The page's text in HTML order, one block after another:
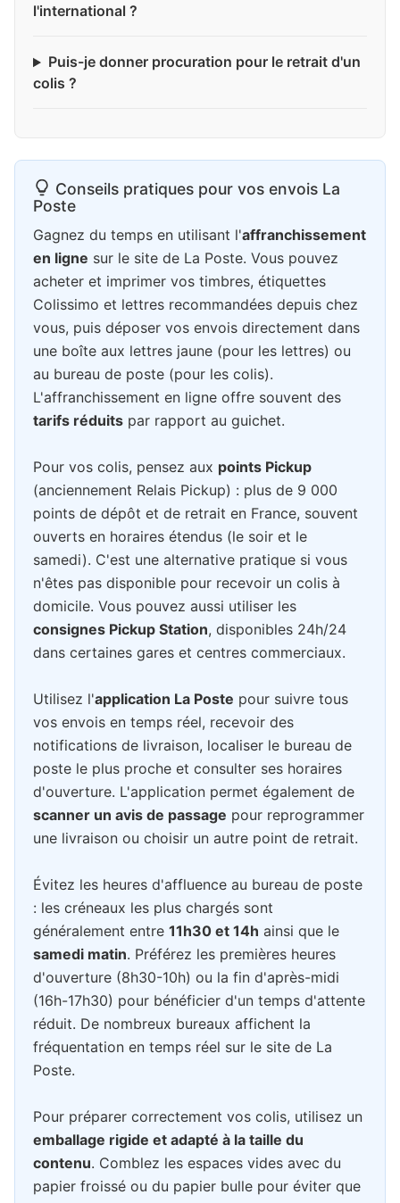
l'international ?
Puis-je donner procuration pour le retrait d'un
colis ?
Conseils pratiques pour vos envois La
Poste
Gagnez du temps en utilisant l'affranchissement
en ligne sur le site de La Poste. Vous pouvez
acheter et imprimer vos timbres, étiquettes
Colissimo et lettres recommandées depuis chez
vous, puis déposer vos envois directement dans
une boîte aux lettres jaune (pour les lettres) ou
au bureau de poste (pour les colis).
L'affranchissement en ligne offre souvent des
tarifs réduits par rapport au guichet.
Pour vos colis, pensez aux points Pickup
(anciennement Relais Pickup) : plus de 9 000
points de dépôt et de retrait en France, souvent
ouverts en horaires étendus (le soir et le
samedi). C'est une alternative pratique si vous
n'êtes pas disponible pour recevoir un colis à
domicile. Vous pouvez aussi utiliser les
consignes Pickup Station, disponibles 24h/24
dans certaines gares et centres commerciaux.
Utilisez l'application La Poste pour suivre tous
vos envois en temps réel, recevoir des
notifications de livraison, localiser le bureau de
poste le plus proche et consulter ses horaires
d'ouverture. L'application permet également de
scanner un avis de passage pour reprogrammer
une livraison ou choisir un autre point de retrait.
Évitez les heures d'affluence au bureau de poste
: les créneaux les plus chargés sont
généralement entre 11h30 et 14h ainsi que le
samedi matin. Préférez les premières heures
d'ouverture (8h30-10h) ou la fin d'après-midi
(16h-17h30) pour bénéficier d'un temps d'attente
réduit. De nombreux bureaux affichent la
fréquentation en temps réel sur le site de La
Poste.
Pour préparer correctement vos colis, utilisez un
emballage rigide et adapté à la taille du
contenu. Comblez les espaces vides avec du
papier froissé ou du papier bulle pour éviter que